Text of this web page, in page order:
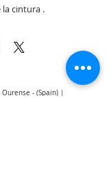
cintura .
- (Spain) |